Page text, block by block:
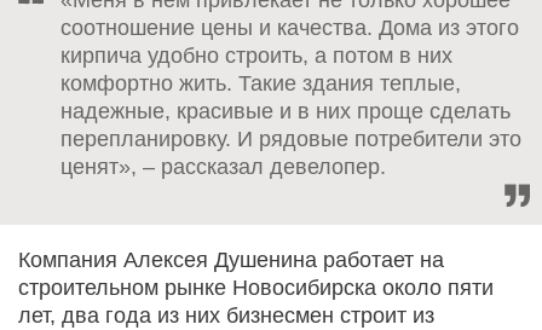
соотношение цены и качества. Дома из этого
кирпича удобно строить, а потом в них
комфортно жить. Такие здания теплые,
надежные, красивые и в них проще сделать
перепланировку. И рядовые потребители это
ценят», – рассказал девелопер.
Компания Алексея Душенина работает на
строительном рынке Новосибирска около пяти
лет, два года из них бизнесмен строит из